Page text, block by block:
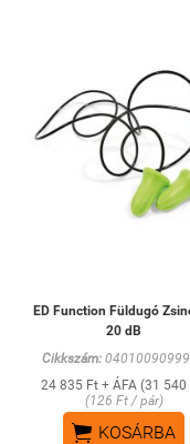
ED Function Füldugó
20 dB
Cikkszám:
24 835 Ft + ÁFA (31 540
(126 Ft / pár)
 KOSÁRBA